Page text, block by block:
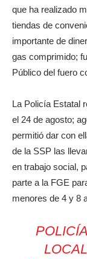
que ha realizado
tiendas de
importante de
gas comprimido;
Público del fuero
La Policía Estatal
el 24 de agosto;
permitió dar con
de la SSP las
en trabajo social,
parte a la FGE
menores de 4 y 8